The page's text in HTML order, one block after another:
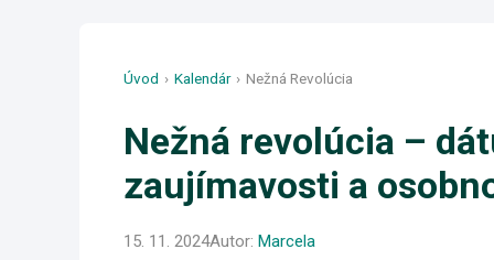
Úvod › Kalendár › Nežná Revolúcia
Nežná revolúcia –
zaujímavosti a
15. 11. 2024Autor: Marcela